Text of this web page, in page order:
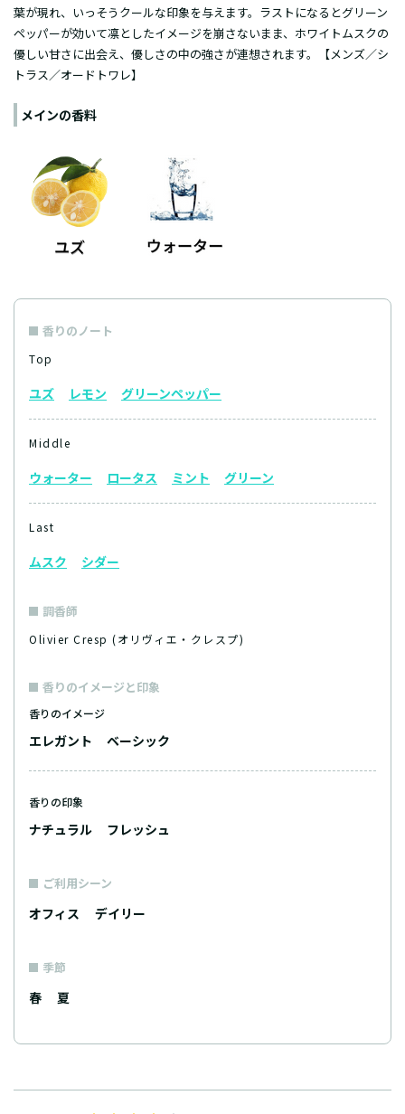
葉が現れ、いっそうクールな印象を与えます。ラストになるとグリーン
ペッパーが効いて凛としたイメージを崩さないまま、ホワイトムスクの
優しい甘さに出会え、優しさの中の強さが連想されます。【メンズ／シ
トラス／オードトワレ】
メインの香料
香りのノート
Top
ユズ レモン グリーンペッパー
Middle
ウォーター ロータス ミント グリーン
Last
ムスク シダー
調香師
Olivier Cresp (オリヴィエ・クレスプ)
香りのイメージと印象
香りのイメージ
エレガント ベーシック
香りの印象
ナチュラル フレッシュ
ご利用シーン
オフィス デイリー
季節
春 夏